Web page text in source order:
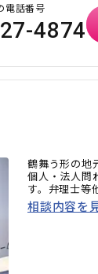
電話番号
4874
鶴舞う形の地
個人・法人問
す。弁理士等
相談内容を